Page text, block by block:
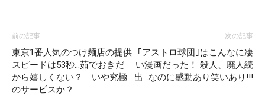
前の記事
東京1番人気のつけ麺店の提供
スピードは53秒…茹でおきだ
から嬉しくない？ いや究極
のサービスか？
次の記事
｢アストロ球団｣はこんなに凄
い漫画だった！ 殺人、廃人続
出…なのに感動あり笑いあり!!!